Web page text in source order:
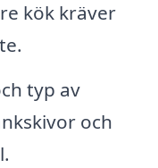
kök kräver
typ av
och